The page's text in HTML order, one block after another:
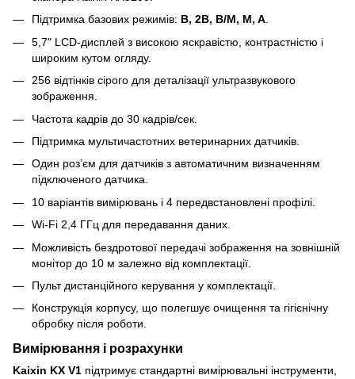
Підтримка базових режимів: B, 2B, B/M, M, A.
5,7" LCD-дисплей з високою яскравістю, контрастністю і
широким кутом огляду.
256 відтінків сірого для деталізації ультразвукового
зображення.
Частота кадрів до 30 кадрів/сек.
Підтримка мультичастотних ветеринарних датчиків.
Один роз’єм для датчиків з автоматичним визначенням
підключеного датчика.
10 варіантів вимірювань і 4 передвстановлені профілі.
Wi-Fi 2,4 ГГц для передавання даних.
Можливість бездротової передачі зображення на зовнішній
монітор до 10 м залежно від комплектації.
Пульт дистанційного керування у комплектації.
Конструкція корпусу, що полегшує очищення та гігієнічну
обробку після роботи.
Вимірювання і розрахунки
Kaixin KX V1 підтримує стандартні вимірювальні інструменти,